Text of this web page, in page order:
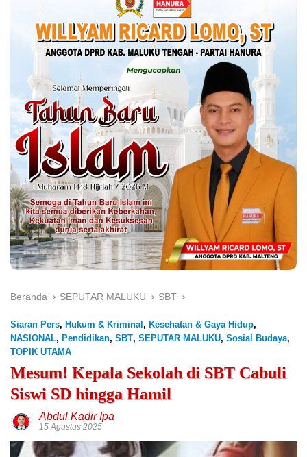
Beranda SEPUTAR MALUKU SBT
Siaran Pers, Hukum & Kriminal , Kesehatan & Gaya Hidup,
NASIONAL, Pendidikan, SBT, SEPUTAR MALUKU, Sosial Budaya,
TOPIK UTAMA
Mesum! Kepala Sekolah di SBT Cabuli
Siswi SD hingga Hamil
Abdul Kadir Ipa
15 Agustus 2025